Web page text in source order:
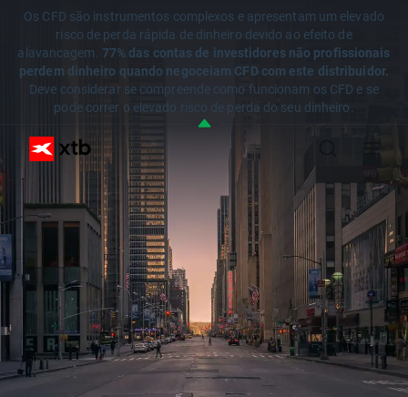
Os CFD são instrumentos complexos e apresentam um elevado
risco de perda rápida de dinheiro devido ao efeito de
alavancagem. 77% das contas de investidores não profissionais
perdem dinheiro quando negoceiam CFD com este distribuidor.
Deve considerar se compreende como funcionam os CFD e se
pode correr o elevado risco de perda do seu dinheiro.